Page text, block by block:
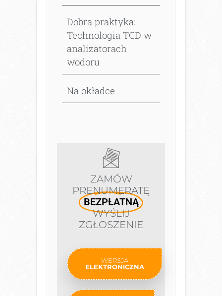
Dobra praktyka:
Technologia TCD w
analizatorach
wodoru
Na okładce
ZAMÓW
PRENUMERATĘ
BEZPŁATNĄ
WYŚLIJ
ZGŁOSZENIE
WERSJA
ELEKTRONICZNA